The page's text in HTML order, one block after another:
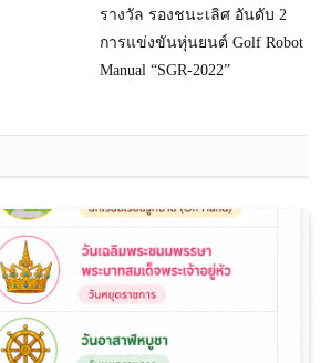
รางวัล รองชนะเลิศ อันดับ 2
การแข่งขันหุ่นยนต์ Golf Robot
Manual “SGR-2022”